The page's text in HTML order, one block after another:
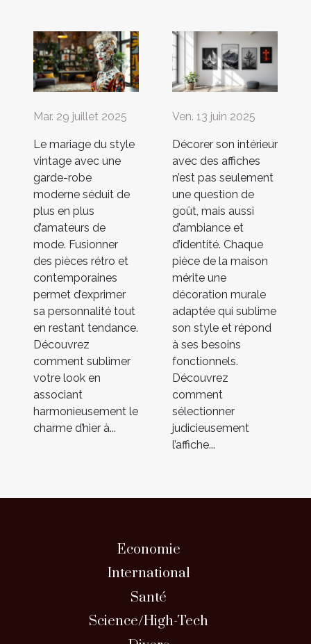
Mar. 29 juillet 2025
Le mariage du style
vintage avec une
garde-robe
moderne séduit de
plus en plus
d’amateurs de
mode. Fusionner
des pièces rétro et
contemporaines
permet d’exprimer
sa personnalité tout
en restant tendance.
Découvrez
comment sublimer
votre look en
associant
harmonieusement le
charme d’hier à...
Ven. 13 juin 2025
Décorer son intérieur
avec des affiches
n’est pas seulement
une question de
goût, mais aussi
d’ambiance et
d’identité. Chaque
pièce de la maison
mérite une
décoration murale
adaptée qui sublime
son style et répond
à ses besoins
fonctionnels.
Découvrez
comment
sélectionner
judicieusement
l’affiche...
Economie
International
Santé
Science/High-Tech